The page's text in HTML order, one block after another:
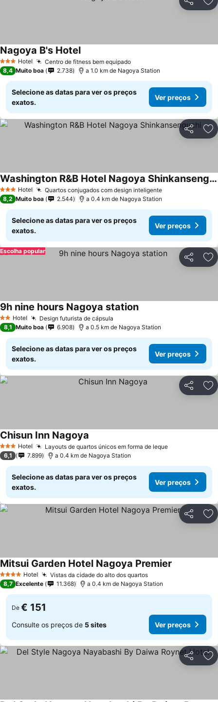
Partilhar
3 EstrelasHotel Centro de fitness bem equipado
Nagoya B's Hotel
8,4 Muito boa 2.738 a 1.0 km de Nagoya Station
Selecione as datas para ver os preços
exatos.
Ver preços
Partilhar
3 EstrelasHotel Quartos conjugados com design inteligente
Washington R&B Hotel Nagoya Shinkansenguchi
8,2 Muito boa 2.544 a 0.4 km de Nagoya Station
Selecione as datas para ver os preços
exatos.
Ver preços
Partilhar
Escolha popular
2 Estrelas
Hotel Design futurista de cápsula
9h nine hours Nagoya station
8,1 Muito boa 6.908 a 0.5 km de Nagoya Station
Selecione as datas para ver os preços
exatos.
Ver preços
Partilhar
3 EstrelasHotel Layouts de quartos únicos em forma de leque
Chisun Inn Nagoya
6,1 7.899 a 0.4 km de Nagoya Station
Selecione as datas para ver os preços
exatos.
Ver preços
Partilhar
4 EstrelasHotel Vistas da cidade do alto dos quartos
Mitsui Garden Hotel Nagoya Premier
8,7 Excelente 11.368 a 0.4 km de Nagoya Station
De € 151
Consulte os preços de 5 sites Ver preços
Partilhar